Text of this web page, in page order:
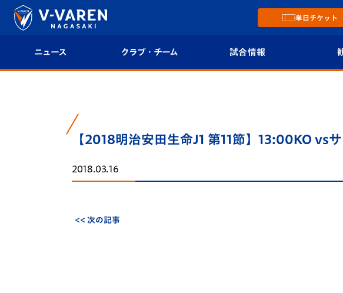
単日チケット
ニュース クラブ・チーム
クラブ概要
エンブレム紹介
試合情報
順位表
【2018明治安田生命J1 第11節】13:00KO vs
2018.03.16
<< 次の記事